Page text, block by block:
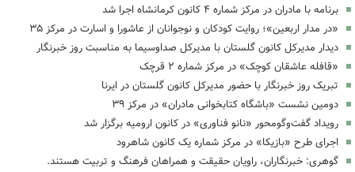
برنامه با مادران در مرکز شماره ۴ کانون کرمانشاه اجرا شد
«در مدار اربعین»؛ روایت کودکان و نوجوانان از عاشورا و اسارت در مرکز ۳۵
دیدار مدیرکل کانون گلستان با مدیرکل صداوسیما به مناسبت روز خبرنگار
«قافله عاشقان کوچک» در مرکز شماره ۲ قرچک
تبریک روز خبرنگار با حضور مدیرکل کانون گلستان در ایرنا
دومین نشست «باشگاه کتابخوانی مادران» در مرکز ۳۹
رویداد گفت‌وگومحور «نانو فناوری» در کانون ارومیه برگزار شد
اجرای طرح «بازیکا» در مرکز شماره یک کانون شاهرود
گوهری: خبرنگاران، راویان حقیقت و همراهان فرهنگ و تربیت هستند.